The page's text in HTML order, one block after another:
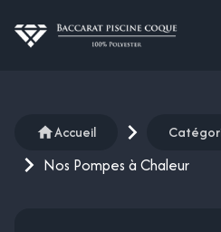
Accueil
Nos Pompes à Chaleur